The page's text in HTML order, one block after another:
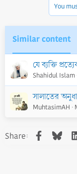
You
Similar content
যে ব্যক্তি
Shahidul Islam
সালাতের
MuhtasimAH
Share: Facebook